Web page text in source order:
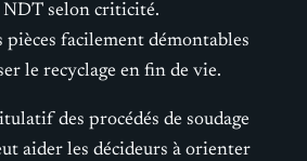
selon criticité.
pièces facilement démontables
le recyclage en fin de vie.
des procédés de soudage
aider les décideurs à orienter